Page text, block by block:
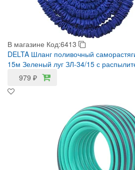
В магазине Код:6413
DELTA Шланг поливочный
15м Зеленый луг ЗЛ-34/15 с
979 ₽